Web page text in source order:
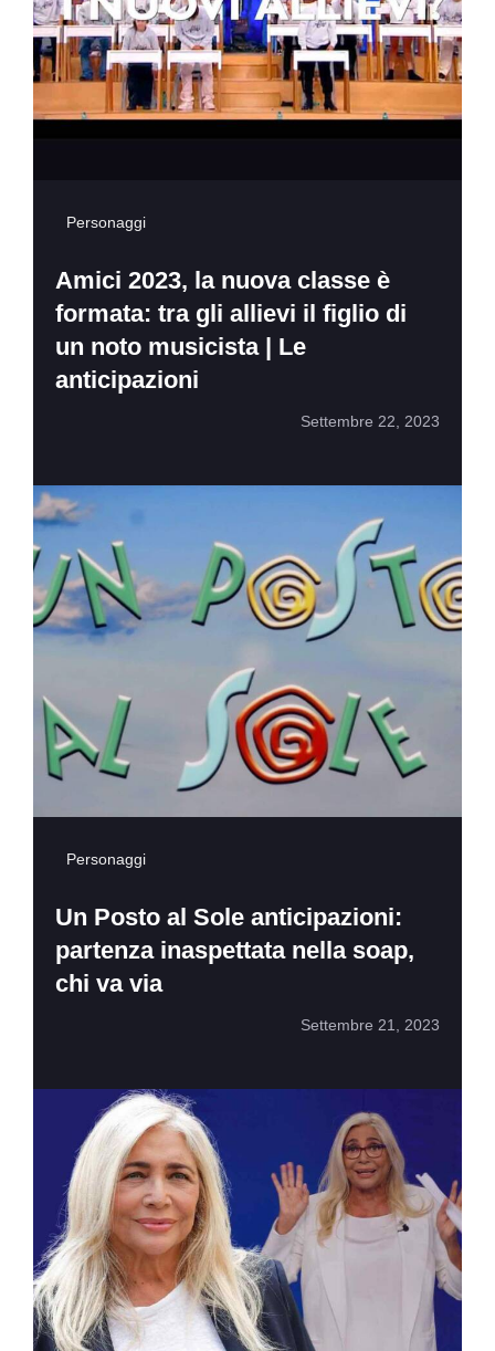
Personaggi
Amici 2023, la nuova classe è
formata: tra gli allievi il figlio di
un noto musicista | Le
anticipazioni
Settembre 22, 2023
Personaggi
Un Posto al Sole anticipazioni:
partenza inaspettata nella soap,
chi va via
Settembre 21, 2023